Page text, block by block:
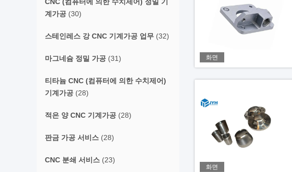
계가공 (30)
스테인레스 강 CNC 기계가공 업무 (32)
마그네슘 정밀 가공 (31)
티타늄 CNC (컴퓨터에 의한 수치제어)
기계가공 (28)
적은 양 CNC 기계가공 (28)
판금 가공 서비스 (28)
CNC 분쇄 서비스 (23)
화면
화면